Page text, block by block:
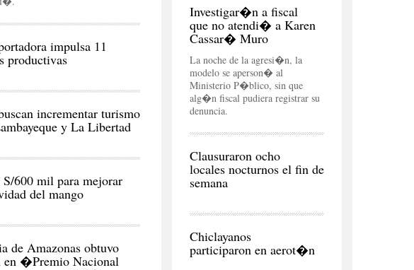
impulsa 11
productivas
incrementar turismo
y La Libertad
600 mil para mejorar
del mango
de Amazonas obtuvo
�Premio Nacional
Investigar�n a fiscal
que no atendi� a Karen
Cassar� Muro
La noche de la agresi�n, la
modelo se aperson� al
Ministerio P�blico, sin que
alg�n fiscal pudiera registrar su
denuncia.
Clausuraron ocho
locales nocturnos el fin de
semana
Chiclayanos
participaron en aerot�n